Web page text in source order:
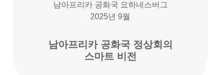
남아프리카 공화국 요하네스버그
2025년 9월
남아프리카 공화국 정상회의
스마트 비전